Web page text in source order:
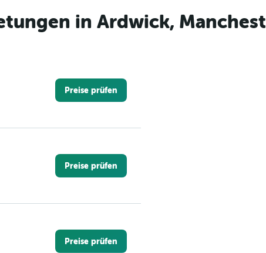
in Ardwick,
Preise prüfen
Preise prüfen
Preise prüfen